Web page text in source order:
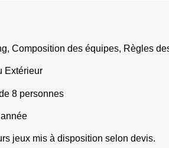
Composition des équipes, Règles
Extérieur
8 personnes
jeux mis à disposition selon devis.